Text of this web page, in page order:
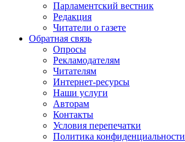
Парламентский вестник
Редакция
Читатели о газете
Обратная связь
Опросы
Рекламодателям
Читателям
Интернет-ресурсы
Наши услуги
Авторам
Контакты
Условия перепечатки
Политика конфиденциальности